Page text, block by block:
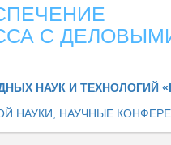
С
НАУК И ТЕХНОЛОГИЙ
НАУКИ, НАУЧНЫЕ